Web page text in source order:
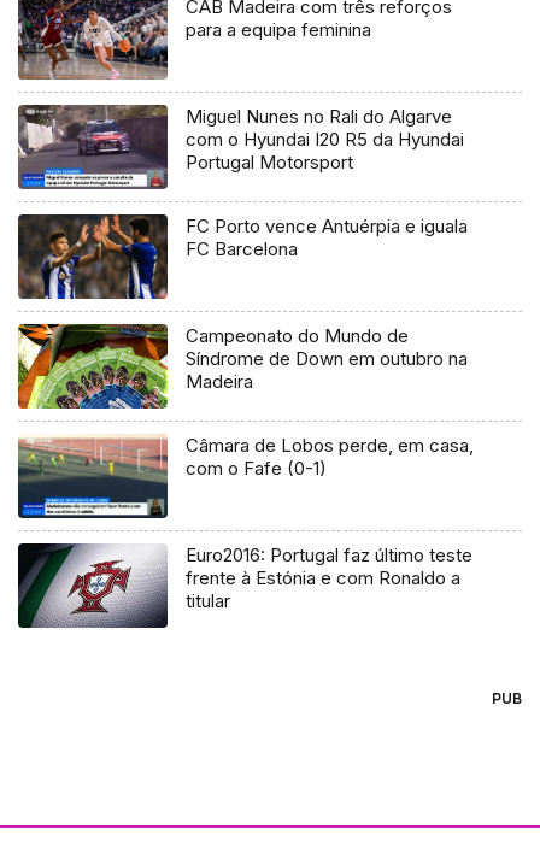
CAB Madeira com três reforços
para a equipa feminina
Miguel Nunes no Rali do Algarve
com o Hyundai I20 R5 da Hyundai
Portugal Motorsport
FC Porto vence Antuérpia e iguala
FC Barcelona
Campeonato do Mundo de
Síndrome de Down em outubro na
Madeira
Câmara de Lobos perde, em casa,
com o Fafe (0-1)
Euro2016: Portugal faz último teste
frente à Estónia e com Ronaldo a
titular
PUB